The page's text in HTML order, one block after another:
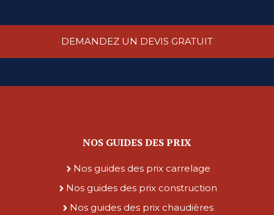
DEMANDEZ UN DEVIS GRATUIT
NOS GUIDES DES PRIX
Nos guides des prix carrelage
Nos guides des prix construction
Nos guides des prix chaudières